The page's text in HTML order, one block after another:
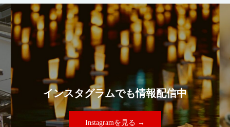
インスタグラムでも情報配信中
Instagramを見る →